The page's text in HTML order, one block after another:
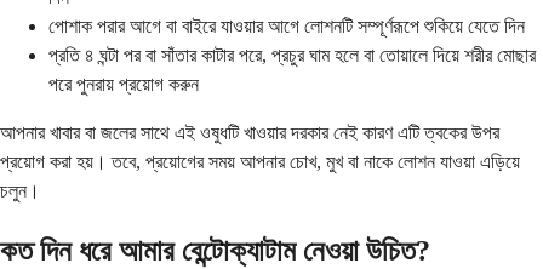
পোশাক পরার আগে বা বাইরে যাওয়ার আগে লোশনটি সম্পূর্ণরূপে শুকিয়ে যেতে দিন
প্রতি ৪ ঘন্টা পর বা সাঁতার কাটার পরে, প্রচুর ঘাম হলে বা তোয়ালে দিয়ে শরীর মোছার
পরে পুনরায় প্রয়োগ করুন
আপনার খাবার বা জলের সাথে এই ওষুধটি খাওয়ার দরকার নেই কারণ এটি ত্বকের উপর
প্রয়োগ করা হয়। তবে, প্রয়োগের সময় আপনার চোখ, মুখ বা নাকে লোশন যাওয়া এড়িয়ে
চলুন।
কত দিন ধরে আমার বেন্টোক্যাটাম নেওয়া উচিত?